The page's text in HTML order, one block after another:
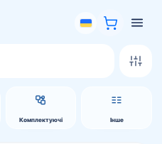
Комплектуючі Інше